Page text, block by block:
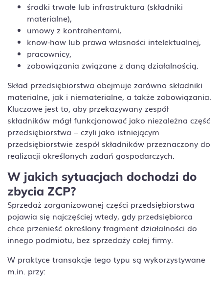
środki trwałe lub infrastruktura (składniki
materialne),
umowy z kontrahentami,
know-how lub prawa własności intelektualnej,
pracownicy,
zobowiązania związane z daną działalnością.
Skład przedsiębiorstwa obejmuje zarówno składniki
materialne, jak i niematerialne, a także zobowiązania.
Kluczowe jest to, aby przekazywany zespół
składników mógł funkcjonować jako niezależna część
przedsiębiorstwa – czyli jako istniejącym
przedsiębiorstwie zespół składników przeznaczony do
realizacji określonych zadań gospodarczych.
W jakich sytuacjach dochodzi do
zbycia ZCP?
Sprzedaż zorganizowanej części przedsiębiorstwa
pojawia się najczęściej wtedy, gdy przedsiębiorca
chce przenieść określony fragment działalności do
innego podmiotu, bez sprzedaży całej firmy.
W praktyce transakcje tego typu są wykorzystywane
m.in. przy: